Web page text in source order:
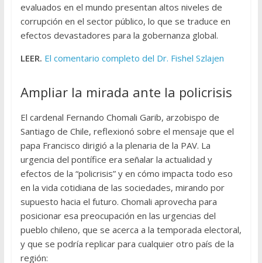
evaluados en el mundo presentan altos niveles de
corrupción en el sector público, lo que se traduce en
efectos devastadores para la gobernanza global.
LEER. El comentario completo del Dr. Fishel Szlajen
Ampliar la mirada ante la policrisis
El cardenal Fernando Chomali Garib, arzobispo de
Santiago de Chile, reflexionó sobre el mensaje que el
papa Francisco dirigió a la plenaria de la PAV. La
urgencia del pontífice era señalar la actualidad y
efectos de la “policrisis” y en cómo impacta todo eso
en la vida cotidiana de las sociedades, mirando por
supuesto hacia el futuro. Chomali aprovecha para
posicionar esa preocupación en las urgencias del
pueblo chileno, que se acerca a la temporada electoral,
y que se podría replicar para cualquier otro país de la
región: